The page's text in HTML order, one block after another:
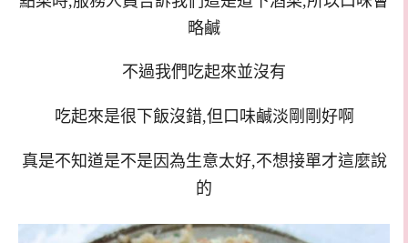
略鹹
不過我們吃起來並沒有
吃起來是很下飯沒錯,但口味鹹淡剛剛好啊
真是不知道是不是因為生意太好,不想接單才這麼說
的